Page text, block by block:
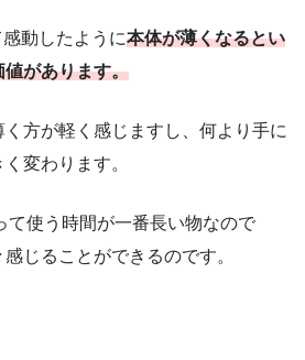
動したように本体が薄くなるとい
があります。
方が軽く感じますし、何より手に
変わります。
て使う時間が一番長い物なので
じることができるのです。